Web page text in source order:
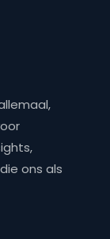
ons als